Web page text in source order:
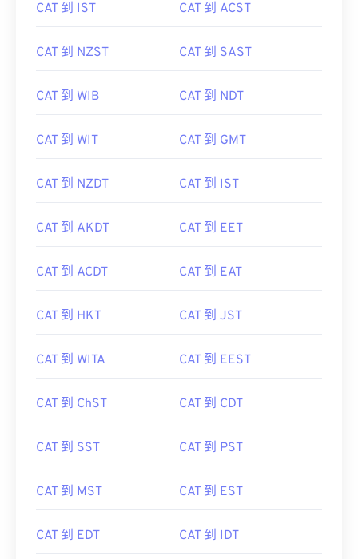
CAT 到 IST CAT 到 ACST
CAT 到 NZST CAT 到 SAST
CAT 到 WIB CAT 到 NDT
CAT 到 WIT CAT 到 GMT
CAT 到 NZDT CAT 到 IST
CAT 到 AKDT CAT 到 EET
CAT 到 ACDT CAT 到 EAT
CAT 到 HKT CAT 到 JST
CAT 到 WITA CAT 到 EEST
CAT 到 ChST CAT 到 CDT
CAT 到 SST CAT 到 PST
CAT 到 MST CAT 到 EST
CAT 到 EDT CAT 到 IDT